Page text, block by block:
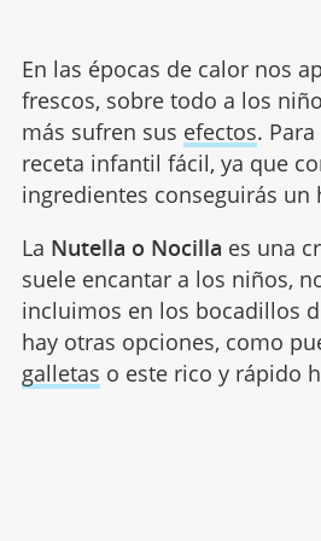
En las épocas de calor nos
frescos, sobre todo a los
más sufren sus efectos.
receta infantil fácil, ya que
ingredientes conseguirás un
La Nutella o Nocilla es una
suele encantar a los niños,
incluimos en los bocadillos
hay otras opciones, como
galletas o este rico y rápido